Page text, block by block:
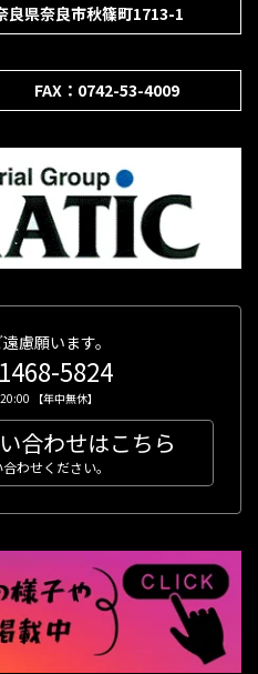
県奈良市秋篠町1713-1
FAX：0742-53-4009
慮願います。
5824
【年中無休】
合わせはこちら
わせください。